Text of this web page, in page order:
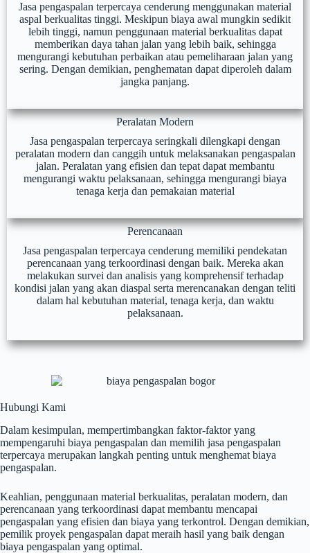
Jasa pengaspalan terpercaya cenderung menggunakan material
aspal berkualitas tinggi. Meskipun biaya awal mungkin sedikit
lebih tinggi, namun penggunaan material berkualitas dapat
memberikan daya tahan jalan yang lebih baik, sehingga
mengurangi kebutuhan perbaikan atau pemeliharaan jalan yang
sering. Dengan demikian, penghematan dapat diperoleh dalam
jangka panjang.
Peralatan Modern
Jasa pengaspalan terpercaya seringkali dilengkapi dengan
peralatan modern dan canggih untuk melaksanakan pengaspalan
jalan. Peralatan yang efisien dan tepat dapat membantu
mengurangi waktu pelaksanaan, sehingga mengurangi biaya
tenaga kerja dan pemakaian material
Perencanaan
Jasa pengaspalan terpercaya cenderung memiliki pendekatan
perencanaan yang terkoordinasi dengan baik. Mereka akan
melakukan survei dan analisis yang komprehensif terhadap
kondisi jalan yang akan diaspal serta merencanakan dengan teliti
dalam hal kebutuhan material, tenaga kerja, dan waktu
pelaksanaan.
Hubungi Kami
Dalam kesimpulan, mempertimbangkan faktor-faktor yang
mempengaruhi biaya pengaspalan dan memilih jasa pengaspalan
terpercaya merupakan langkah penting untuk menghemat biaya
pengaspalan.
Keahlian, penggunaan material berkualitas, peralatan modern, dan
perencanaan yang terkoordinasi dapat membantu mencapai
pengaspalan yang efisien dan biaya yang terkontrol. Dengan demikian,
pemilik proyek pengaspalan dapat meraih hasil yang baik dengan
biaya pengaspalan yang optimal.